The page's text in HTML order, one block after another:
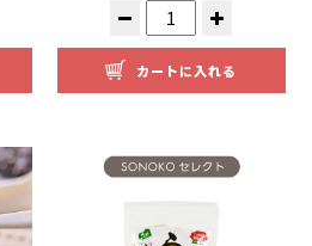
カートに入れる